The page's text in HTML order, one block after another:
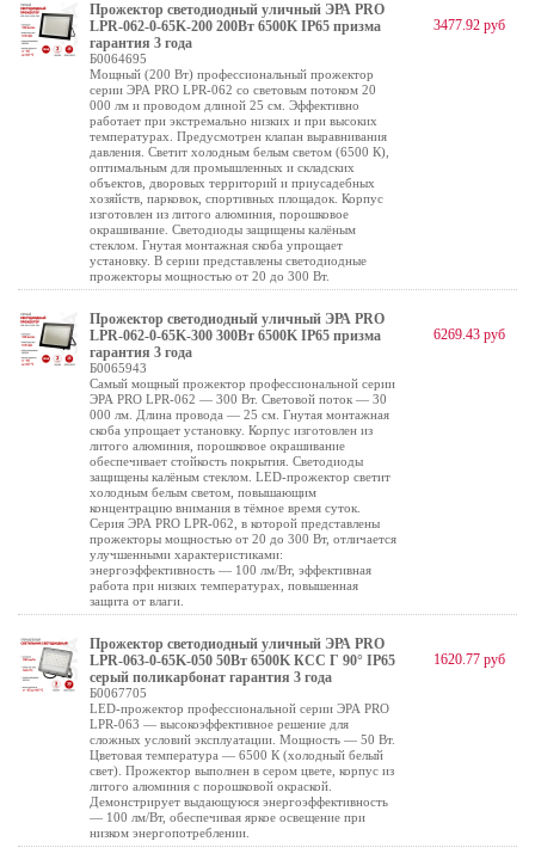
Прожектор светодиодный уличный ЭРА PRO
LPR-062-0-65K-200 200Вт 6500K IP65 призма
гарантия 3 года
Б0064695
Мощный (200 Вт) профессиональный прожектор
серии ЭРА PRO LPR-062 со световым потоком 20
000 лм и проводом длиной 25 см. Эффективно
работает при экстремально низких и при высоких
температурах. Предусмотрен клапан выравнивания
давления. Светит холодным белым светом (6500 К),
оптимальным для промышленных и складских
объектов, дворовых территорий и приусадебных
хозяйств, парковок, спортивных площадок. Корпус
изготовлен из литого алюминия, порошковое
окрашивание. Светодиоды защищены калёным
стеклом. Гнутая монтажная скоба упрощает
установку. В серии представлены светодиодные
прожекторы мощностью от 20 до 300 Вт.
3477.92 руб
Прожектор светодиодный уличный ЭРА PRO
LPR-062-0-65K-300 300Вт 6500K IP65 призма
гарантия 3 года
Б0065943
Самый мощный прожектор профессиональной серии
ЭРА PRO LPR-062 — 300 Вт. Световой поток — 30
000 лм. Длина провода — 25 см. Гнутая монтажная
скоба упрощает установку. Корпус изготовлен из
литого алюминия, порошковое окрашивание
обеспечивает стойкость покрытия. Светодиоды
защищены калёным стеклом. LED-прожектор светит
холодным белым светом, повышающим
концентрацию внимания в тёмное время суток.
Серия ЭРА PRO LPR-062, в которой представлены
прожекторы мощностью от 20 до 300 Вт, отличается
улучшенными характеристиками:
энергоэффективность — 100 лм/Вт, эффективная
работа при низких температурах, повышенная
защита от влаги.
6269.43 руб
Прожектор светодиодный уличный ЭРА PRO
LPR-063-0-65K-050 50Вт 6500K КСС Г 90° IP65
серый поликарбонат гарантия 3 года
Б0067705
LED-прожектор профессиональной серии ЭРА PRO
LPR-063 — высокоэффективное решение для
сложных условий эксплуатации. Мощность — 50 Вт.
Цветовая температура — 6500 К (холодный белый
свет). Прожектор выполнен в сером цвете, корпус из
литого алюминия с порошковой окраской.
Демонстрирует выдающуюся энергоэффективность
— 100 лм/Вт, обеспечивая яркое освещение при
низком энергопотреблении.
1620.77 руб